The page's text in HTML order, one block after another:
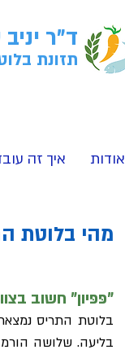
ד"ר
תזונת
אודות איך זה
מהי בלוטת
פּפּיון" חשוב בצוואר"